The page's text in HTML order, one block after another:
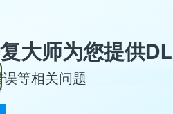
大师为您提供
等相关问题